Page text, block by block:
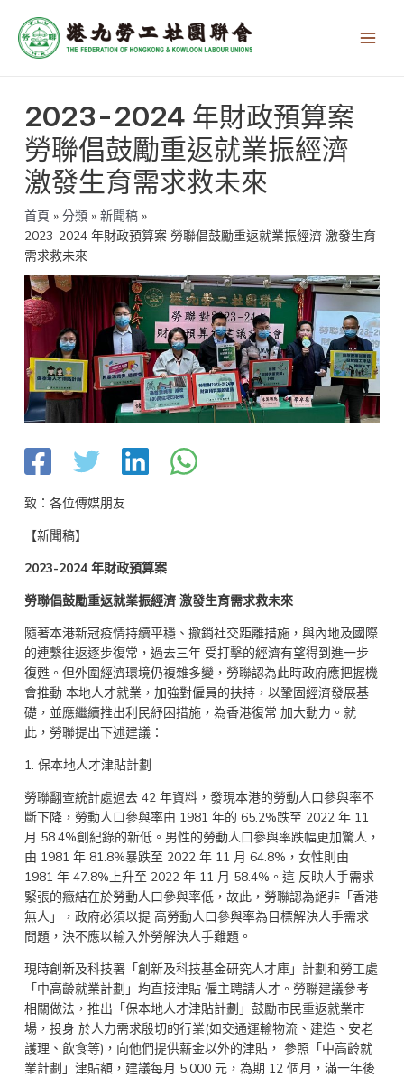
2023-2024 年財政預算案
勞聯倡鼓勵重返就業振經濟
激發生育需求救未來
首頁 分類
新聞稿
2023-2024 年財政預算案 勞聯倡鼓勵重返就業振經濟 激發生育
需求救未來
致：各位傳媒朋友
【新聞稿】
2023-2024 年財政預算案
勞聯倡鼓勵重返就業振經濟 激發生育需求救未來
隨著本港新冠疫情持續平穩、撤銷社交距離措施，與內地及國際
的連繫往返逐步復常，過去三年 受打擊的經濟有望得到進一步
復甦。但外圍經濟環境仍複雜多變，勞聯認為此時政府應把握機
會推動 本地人才就業，加強對僱員的扶持，以鞏固經濟發展基
礎，並應繼續推出利民紓困措施，為香港復常 加大動力。就
此，勞聯提出下述建議：
1. 保本地人才津貼計劃
勞聯翻查統計處過去 42 年資料，發現本港的勞動人口參與率不
斷下降，勞動人口參與率由 1981 年的 65.2%跌至 2022 年 11
月 58.4%創紀錄的新低。男性的勞動人口參與率跌幅更加驚人，
由 1981 年 81.8%暴跌至 2022 年 11 月 64.8%，女性則由
1981 年 47.8%上升至 2022 年 11 月 58.4%。這 反映人手需求
緊張的癥結在於勞動人口參與率低，故此，勞聯認為絕非「香港
無人」，政府必須以提 高勞動人口參與率為目標解決人手需求
問題，決不應以輸入外勞解決人手難題。
現時創新及科技署「創新及科技基金研究人才庫」計劃和勞工處
「中高齡就業計劃」均直接津貼 僱主聘請人才。勞聯建議參考
相關做法，推出「保本地人才津貼計劃」鼓勵市民重返就業市
場，投身 於人力需求殷切的行業(如交通運輸物流、建造、安老
護理、飲食等)，向他們提供薪金以外的津貼， 參照「中高齡就
業計劃」津貼額，建議每月 5,000 元，為期 12 個月，滿一年後
章
導
覽